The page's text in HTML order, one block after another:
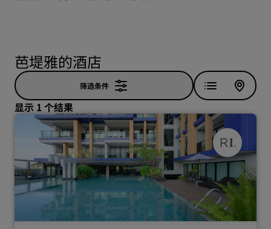
芭堤雅的酒店
筛选条件
显示 1 个结果